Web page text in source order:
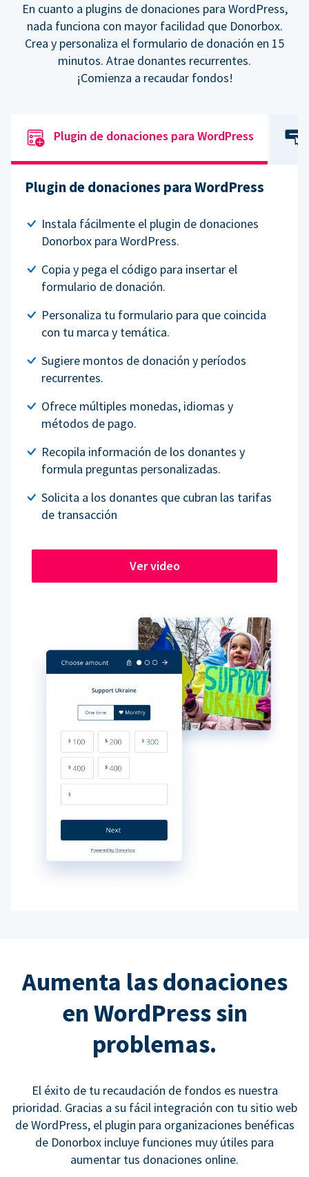
En cuanto a plugins de donaciones para WordPress,
nada funciona con mayor facilidad que Donorbox.
Crea y personaliza el formulario de donación en 15
minutos. Atrae donantes recurrentes.
¡Comienza a recaudar fondos!
Plugin de donaciones para WordPress
Plugin de donaciones para WordPress
Instala fácilmente el plugin de donaciones
Donorbox para WordPress.
Copia y pega el código para insertar el
formulario de donación.
Personaliza tu formulario para que coincida
con tu marca y temática.
Sugiere montos de donación y períodos
recurrentes.
Ofrece múltiples monedas, idiomas y
métodos de pago.
Recopila información de los donantes y
formula preguntas personalizadas.
Solicita a los donantes que cubran las tarifas
de transacción
Ver video
Aumenta las donaciones
en WordPress sin
problemas.
El éxito de tu recaudación de fondos es nuestra
prioridad. Gracias a su fácil integración con tu sitio web
de WordPress, el plugin para organizaciones benéficas
de Donorbox incluye funciones muy útiles para
aumentar tus donaciones online.